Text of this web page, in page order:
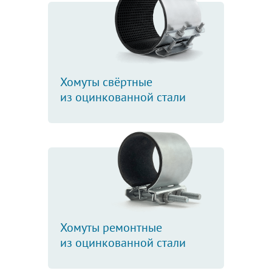
Хомуты свёртные
из оцинкованной стали
Хомуты ремонтные
из оцинкованной стали